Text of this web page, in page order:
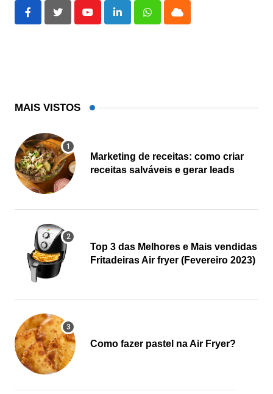
YoutubeLinkedInWhatsappCloud
MAIS VISTOS
Marketing de receitas: como criar
receitas salváveis e gerar leads
Top 3 das Melhores e Mais vendidas
Fritadeiras Air fryer (Fevereiro 2023)
Como fazer pastel na Air Fryer?